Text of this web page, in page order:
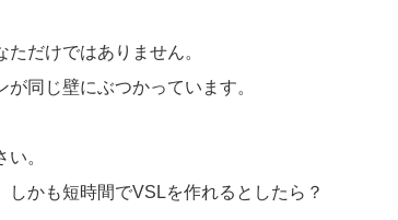
だけではありません。
同じ壁にぶつかっています。
。
しかも短時間でVSLを作れるとしたら？